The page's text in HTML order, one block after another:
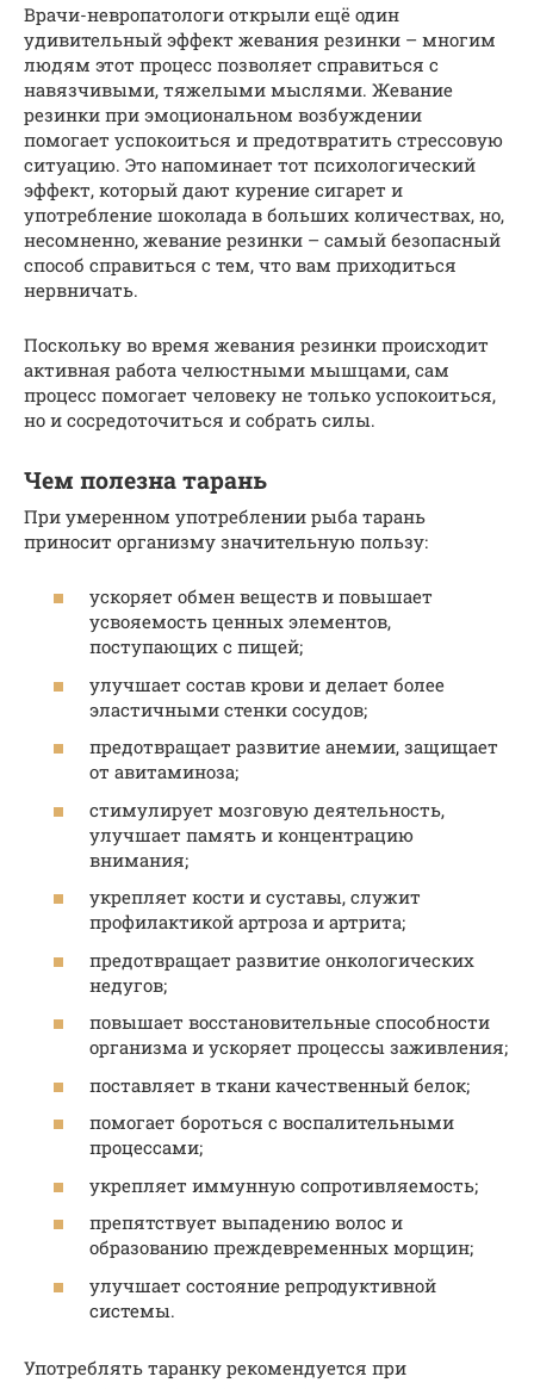
Врачи-невропатологи открыли ещё один
удивительный эффект жевания резинки – многим
людям этот процесс позволяет справиться с
навязчивыми, тяжелыми мыслями. Жевание
резинки при эмоциональном возбуждении
помогает успокоиться и предотвратить стрессовую
ситуацию. Это напоминает тот психологический
эффект, который дают курение сигарет и
употребление шоколада в больших количествах, но,
несомненно, жевание резинки – самый безопасный
способ справиться с тем, что вам приходиться
нервничать.
Поскольку во время жевания резинки происходит
активная работа челюстными мышцами, сам
процесс помогает человеку не только успокоиться,
но и сосредоточиться и собрать силы.
Чем полезна тарань
При умеренном употреблении рыба тарань
приносит организму значительную пользу:
ускоряет обмен веществ и повышает
усвояемость ценных элементов,
поступающих с пищей;
улучшает состав крови и делает более
эластичными стенки сосудов;
предотвращает развитие анемии, защищает
от авитаминоза;
стимулирует мозговую деятельность,
улучшает память и концентрацию
внимания;
укрепляет кости и суставы, служит
профилактикой артроза и артрита;
предотвращает развитие онкологических
недугов;
повышает восстановительные способности
организма и ускоряет процессы заживления;
поставляет в ткани качественный белок;
помогает бороться с воспалительными
процессами;
укрепляет иммунную сопротивляемость;
препятствует выпадению волос и
образованию преждевременных морщин;
улучшает состояние репродуктивной
системы.
Употреблять таранку рекомендуется при